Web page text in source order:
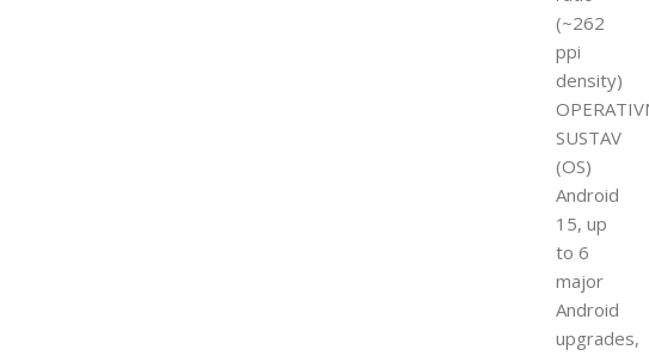
(~262
ppi
density)
SUSTAV
(OS)
Android
15, up
to 6
major
Android
upgrades,